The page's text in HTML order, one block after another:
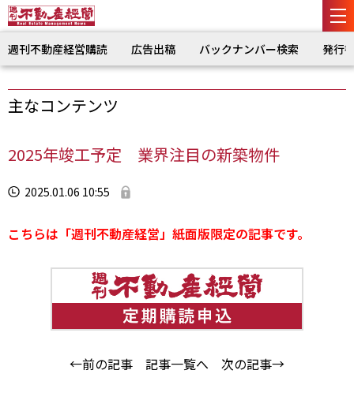
週刊不動産経営購読 広告出稿 バックナンバー検索 発行
主なコンテンツ
2025年竣工予定 業界注目の新築物件
2025.01.06 10:55
こちらは「週刊不動産経営」紙面版限定の記事です。
←前の記事 記事一覧へ 次の記事→